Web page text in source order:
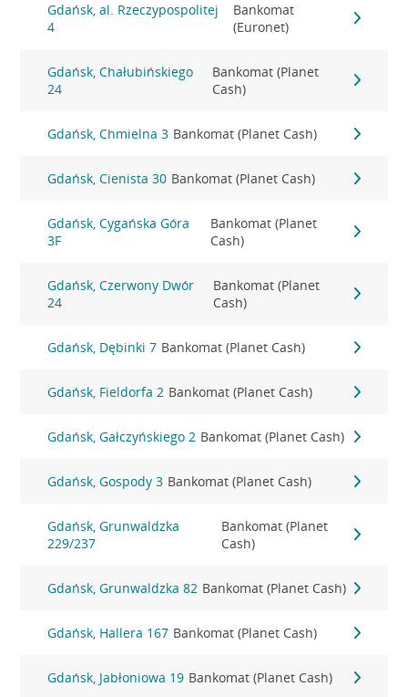
Gdańsk, al. Rzeczypospolitej
4
Bankomat
(Euronet)
Gdańsk, Chałubińskiego
24
Bankomat (Planet
Cash)
Gdańsk, Chmielna 3 Bankomat (Planet Cash)
Gdańsk, Cienista 30 Bankomat (Planet Cash)
Gdańsk, Cygańska Góra
3F
Bankomat (Planet
Cash)
Gdańsk, Czerwony Dwór
24
Bankomat (Planet
Cash)
Gdańsk, Dębinki 7 Bankomat (Planet Cash)
Gdańsk, Fieldorfa 2 Bankomat (Planet Cash)
Gdańsk, Gałczyńskiego 2 Bankomat (Planet Cash)
Gdańsk, Gospody 3 Bankomat (Planet Cash)
Gdańsk, Grunwaldzka
229/237
Bankomat (Planet
Cash)
Gdańsk, Grunwaldzka 82 Bankomat (Planet Cash)
Gdańsk, Hallera 167 Bankomat (Planet Cash)
Gdańsk, Jabłoniowa 19 Bankomat (Planet Cash)